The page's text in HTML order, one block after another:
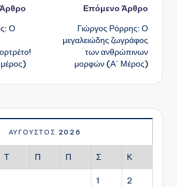
Ο
Επόμενο Άρθρο
Γιώργος Ρόρρης: Ο
μεγαλειώδης ζωγράφος
των ανθρώπινων
μορφών (Α΄ Μέρος)
ΑΎΓΟΥΣΤΟΣ 2026
Τ Π Π Σ Κ
1 2